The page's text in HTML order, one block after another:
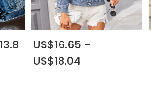
US$16.65 -
US$18.04